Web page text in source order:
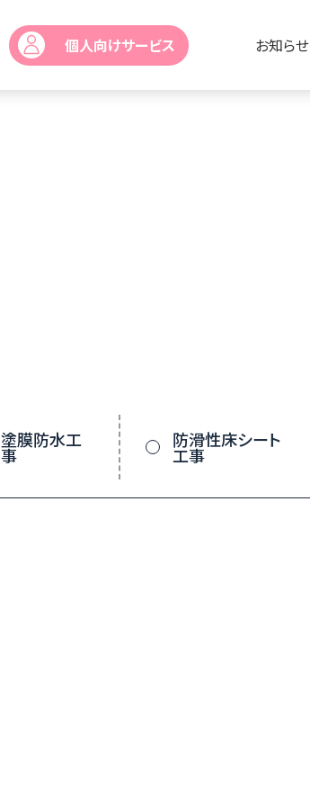
個人向けサービス お知らせ
塗膜防水工
事
防滑性床シート
工事